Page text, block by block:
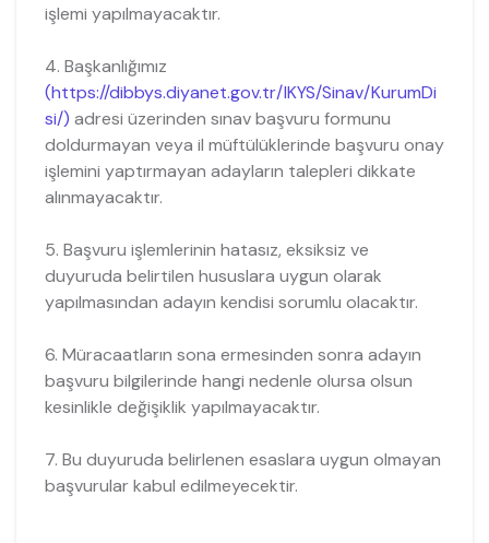
işlemi yapılmayacaktır.
4. Başkanlığımız
(https://dibbys.diyanet.gov.tr/IKYS/Sinav/KurumDi
si/) adresi üzerinden sınav başvuru formunu
doldurmayan veya il müftülüklerinde başvuru onay
işlemini yaptırmayan adayların talepleri dikkate
alınmayacaktır.
5. Başvuru işlemlerinin hatasız, eksiksiz ve
duyuruda belirtilen hususlara uygun olarak
yapılmasından adayın kendisi sorumlu olacaktır.
6. Müracaatların sona ermesinden sonra adayın
başvuru bilgilerinde hangi nedenle olursa olsun
kesinlikle değişiklik yapılmayacaktır.
7. Bu duyuruda belirlenen esaslara uygun olmayan
başvurular kabul edilmeyecektir.